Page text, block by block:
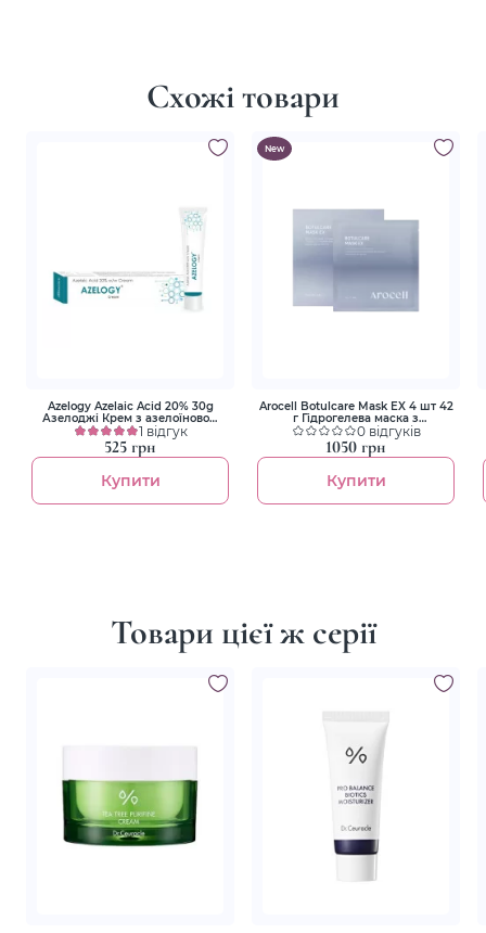
Схожі товари
Azelogy Azelaic Acid 20% 30g
Азелоджі Крем з азелоїновою
кислотою 20%
1 відгук
525 грн
Купити
New
Arocell Botulcare Mask EX 4 шт 42
г Гідрогелева маска з
ботулінічним поліпептидом та
колагеном
0 відгуків
1050 грн
Купити
Товари цієї ж серії